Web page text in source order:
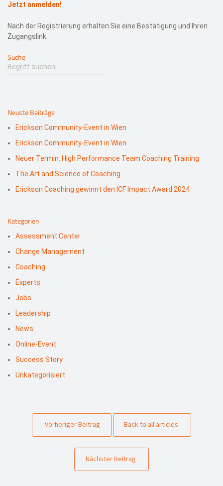
Jetzt anmelden!
Nach der Registrierung erhalten Sie eine Bestätigung und Ihren
Zugangslink.
Suche
Neuste Beiträge
Erickson Community-Event in Wien
Erickson Community-Event in Wien
Neuer Termin: High Performance Team Coaching Training
The Art and Science of Coaching
Erickson Coaching gewinnt den ICF Impact Award 2024
Kategorien
Assessment Center
Change Management
Coaching
Experts
Jobs
Leadership
News
Online-Event
Success Story
Unkategorisiert
Vorheriger Beitrag Back to all articles
Nächster Beitrag